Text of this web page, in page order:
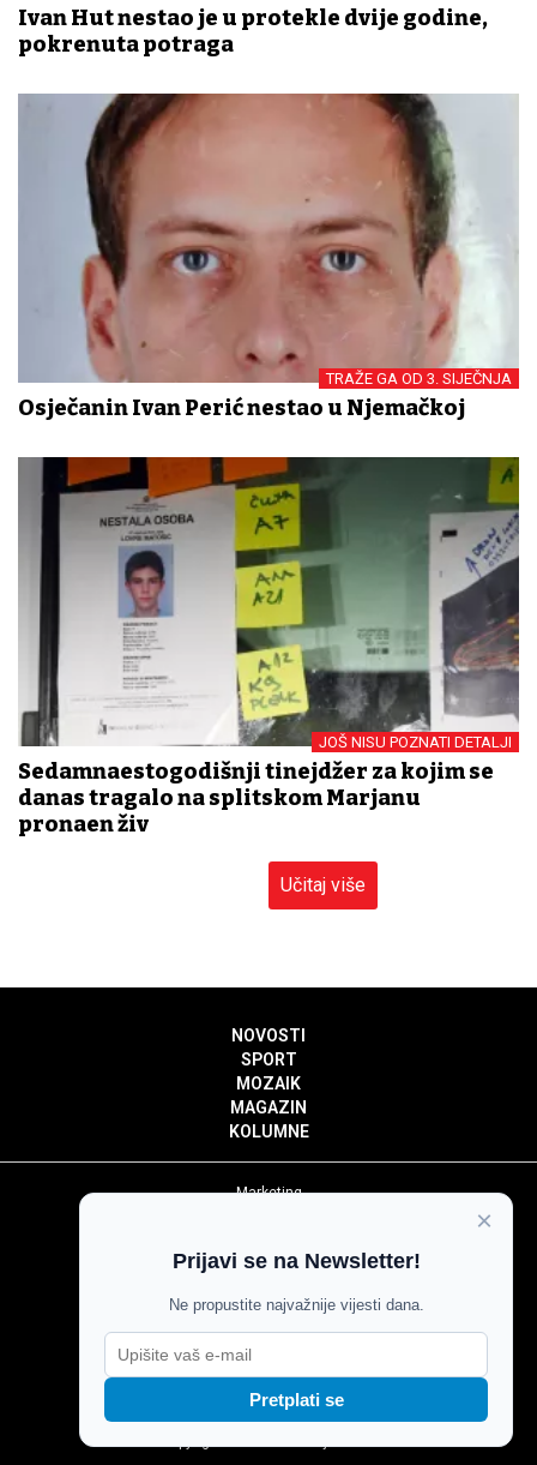
Ivan Hut nestao je u protekle dvije godine,
pokrenuta potraga
TRAŽE GA OD 3. SIJEČNJA
Osječanin Ivan Perić nestao u Njemačkoj
JOŠ NISU POZNATI DETALJI
Sedamnaestogodišnji tinejdžer za kojim se
danas tragalo na splitskom Marjanu
pronađen živ
Učitaj više
NOVOSTI
SPORT
MOZAIK
MAGAZIN
KOLUMNE
Marketing
Impressum
Pravila komentiranja
Agroglas
×
Prijavi se na Newsletter!
Ne propustite najvažnije vijesti dana.
Pretplati se